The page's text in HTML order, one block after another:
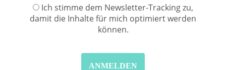
Ich stimme dem Newsletter-Tracking zu,
damit die Inhalte für mich optimiert werden
können.